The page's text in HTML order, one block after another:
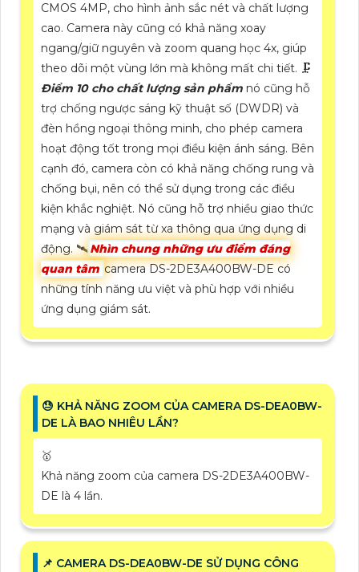
CMOS 4MP, cho hình ảnh sắc nét và chất lượng
cao. Camera này cũng có khả năng xoay
ngang/giữ nguyên và zoom quang học 4x, giúp
theo dõi một vùng lớn mà không mất chi tiết. 🗜️
Điểm 10 cho chất lượng sản phẩm nó cũng hỗ
trợ chống ngược sáng kỹ thuật số (DWDR) và
đèn hồng ngoại thông minh, cho phép camera
hoạt động tốt trong mọi điều kiện ánh sáng. Bên
cạnh đó, camera còn có khả năng chống rung và
chống bụi, nên có thể sử dụng trong các điều
kiện khắc nghiệt. Nó cũng hỗ trợ nhiều giao thức
mạng và giám sát từ xa thông qua ứng dụng di
động. 🛰Nhìn chung những ưu điểm đáng
quan tâmcamera DS-2DE3A400BW-DE có
những tính năng ưu việt và phù hợp với nhiều
ứng dụng giám sát.
😓 KHẢ NĂNG ZOOM CỦA CAMERA DS-DEA0BW-
DE LÀ BAO NHIÊU LẦN?
🥇
Khả năng zoom của camera DS-2DE3A400BW-
DE là 4 lần.
📌 CAMERA DS-DEA0BW-DE SỬ DỤNG CÔNG